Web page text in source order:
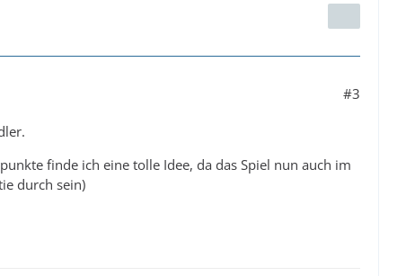
#3
finde ich eine tolle Idee, da das Spiel nun auch im
durch sein)